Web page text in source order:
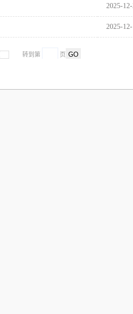
2025-
2025-
转到第 页